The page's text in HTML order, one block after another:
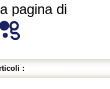
pagina di
: